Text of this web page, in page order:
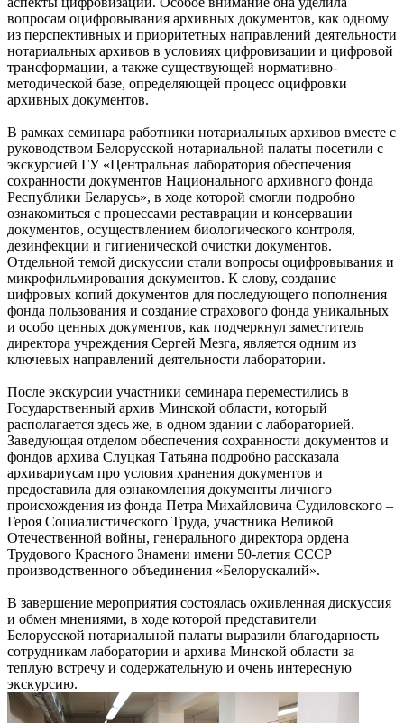
вопросам оцифровывания архивных документов, как одному
из перспективных и приоритетных направлений деятельности
нотариальных архивов в условиях цифровизации и цифровой
трансформации, а также существующей нормативно-
методической базе, определяющей процесс оцифровки
архивных документов.
В рамках семинара работники нотариальных архивов вместе с
руководством Белорусской нотариальной палаты посетили с
экскурсией ГУ «Центральная лаборатория обеспечения
сохранности документов Национального архивного фонда
Республики Беларусь», в ходе которой смогли подробно
ознакомиться с процессами реставрации и консервации
документов, осуществлением биологического контроля,
дезинфекции и гигиенической очистки документов.
Отдельной темой дискуссии стали вопросы оцифровывания и
микрофильмирования документов. К слову, создание
цифровых копий документов для последующего пополнения
фонда пользования и создание страхового фонда уникальных
и особо ценных документов, как подчеркнул заместитель
директора учреждения Сергей Мезга, является одним из
ключевых направлений деятельности лаборатории.
После экскурсии участники семинара переместились в
Государственный архив Минской области, который
располагается здесь же, в одном здании с лабораторией.
Заведующая отделом обеспечения сохранности документов и
фондов архива Слуцкая Татьяна подробно рассказала
архивариусам про условия хранения документов и
предоставила для ознакомления документы личного
происхождения из фонда Петра Михайловича Судиловского –
Героя Социалистического Труда, участника Великой
Отечественной войны, генерального директора ордена
Трудового Красного Знамени имени 50-летия СССР
производственного объединения «Белорускалий».
В завершение мероприятия состоялась оживленная дискуссия
и обмен мнениями, в ходе которой представители
Белорусской нотариальной палаты выразили благодарность
сотрудникам лаборатории и архива Минской области за
теплую встречу и содержательную и очень интересную
экскурсию.